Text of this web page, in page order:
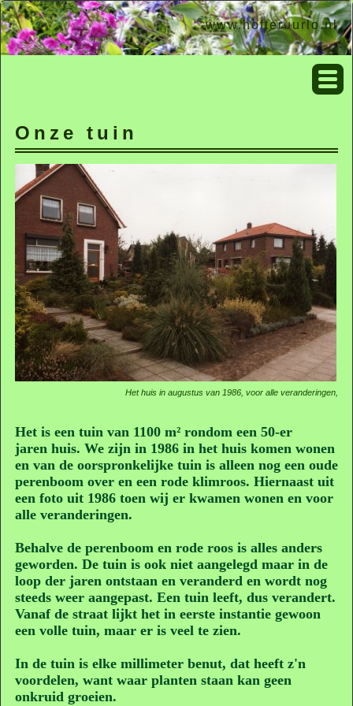
www.hofteruurlo.nl
Onze tuin
Het huis in augustus van 1986, voor alle veranderingen,
Het is een tuin van 1100 m² rondom een 50-er
jaren huis. We zijn in 1986 in het huis komen wonen
en van de oorspronkelijke tuin is alleen nog een oude
perenboom over en een rode klimroos. Hiernaast uit
een foto uit 1986 toen wij er kwamen wonen en voor
alle veranderingen.
Behalve de perenboom en rode roos is alles anders
geworden. De tuin is ook niet aangelegd maar in de
loop der jaren ontstaan en veranderd en wordt nog
steeds weer aangepast. Een tuin leeft, dus verandert.
Vanaf de straat lijkt het in eerste instantie gewoon
een volle tuin, maar er is veel te zien.
In de tuin is elke millimeter benut, dat heeft z'n
voordelen, want waar planten staan kan geen
onkruid groeien.